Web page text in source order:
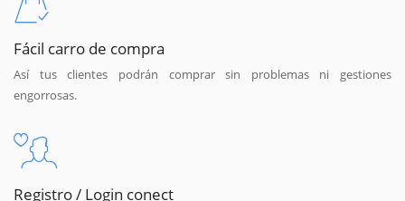
Fácil carro de compra
Así tus clientes podrán comprar sin problemas ni gestiones
engorrosas.
Registro / Login conect